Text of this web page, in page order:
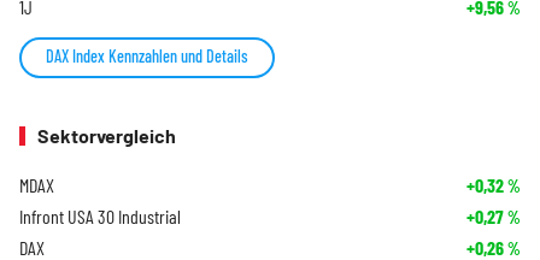
1J +9,56%
DAX Index Kennzahlen und Details
Sektorvergleich
MDAX +0,32%
Infront USA 30 Industrial +0,27%
DAX +0,26%